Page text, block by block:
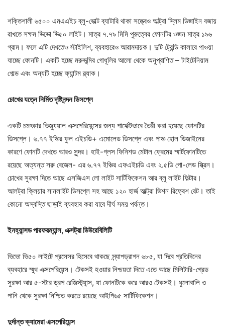
শক্তিশালী ৬৫০০ এমএএইচ ব্লু-ভোল্ট ব্যাটারি থাকা সত্ত্বেও আল্ট্রা স্লিম ডিজাইন বজায়
রাখতে সক্ষম ভিভো ভি৫০ লাইট। মাত্র ৭.৭৯ মিমি পুরুত্বের ফোনটির ওজন মাত্র ১৯৬
গ্রাম। ফলে এটি দেখতেও স্টাইলিশ, ব্যবহারেও আরামদায়ক। দুটি ট্রেন্ডি কালারে পাওয়া
যাচ্ছে ফোনটি। একটি হচ্ছে মরুভূমির গোধূলির আলো থেকে অনুপ্রাণিত – টাইটেনিয়াম
গোল্ড এবং অন্যটি হচ্ছে ফ্যান্টম ব্ল্যাক।
চোখের যত্নে নির্মিত দৃষ্টিনন্দন ডিসপ্লে
একটি চমৎকার ভিজ্যুয়াল এক্সপেরিয়েন্সের জন্য পার্ফেক্টভাবে তৈরী করা হয়েছে ফোনটির
ডিসপ্লে। ৬.৭৭ ইঞ্চির ফুল এইচডি+ এমোলেড ডিসপ্লে এবং পাঞ্চ হোল ডিজাইনের
কারণে ফোনটি দেখতে আরও সুন্দর। হাই-গ্লস ফিনিশড মেটাল ফ্রেমের স্মার্টফোনটিতে
রয়েছে অত্যন্ত সরু বেজেল- এর ৬.৭৭ ইঞ্চির এফএইচডি এবং ২.৫ডি পো-লেড স্ক্রিন।
চোখের সুরক্ষা দিতে আছে এসজিএস লো লাইট সার্টিফিকেশন আর ব্লু লাইট ফিল্টার।
আলট্রা ক্লিয়ার সানলাইট ডিসপ্লে সহ আছে ১২০ হার্জ আল্ট্রা ভিশন রিফ্রেশ রেট। তাই
কোনো অস্বস্তি ছাড়াই ব্যবহার করা যাবে দীর্ঘ সময় পর্যন্ত।
ইনহ্যান্সড পারফরম্যান্স, এক্সট্রা ডিউরেবিলিটি
ভিভো ভি৫০ লাইটে প্রসেসর হিসেবে থাকছে স্ন্যাপড্রাগন ৬৮৫, যা দিবে প্রতিদিনের
ব্যবহারে স্মুথ এক্সপেরিয়েন্স। টেকসই হওয়ার নিশ্চয়তা দিতে এতে আছে মিলিটারি-গ্রেড
সুরক্ষা আর ৫-স্টার ড্রপ রেজিস্ট্যান্স, যা ফোনটিকে করে আরও টেকসই। ধুলোবালি ও
পানি থেকে সুরক্ষা নিশ্চিত করতে রয়েছে আইপি৬৫ সার্টিফিকেশন।
দুর্দান্ত ক্যামেরা এক্সপেরিয়েন্স